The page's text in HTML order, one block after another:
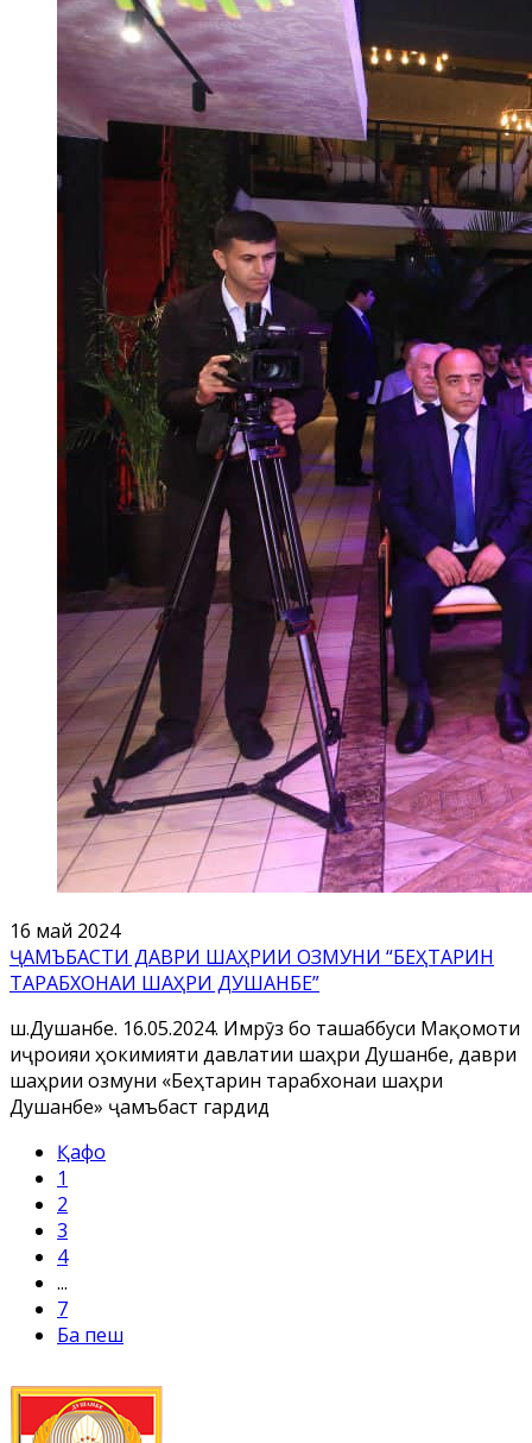
16 май 2024
ҶАМЪБАСТИ ДАВРИ ШАҲРИИ ОЗМУНИ “БЕҲТАРИН
ТАРАБХОНАИ ШАҲРИ ДУШАНБЕ”
ш.Душанбе. 16.05.2024. Имрӯз бо ташаббуси Мақомоти
иҷроияи ҳокимияти давлатии шаҳри Душанбе, даври
шаҳрии озмуни «Беҳтарин тарабхонаи шаҳри
Душанбе» ҷамъбаст гардид
Қафо
1
2
3
4
...
7
Ба пеш